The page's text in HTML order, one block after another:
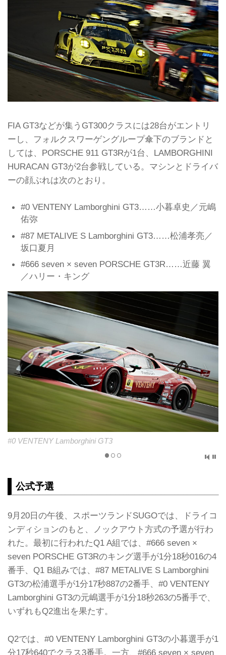
FIA GT3などが集うGT300クラスには28台がエントリ
ーし、フォルクスワーゲングループ傘下のブランドと
しては、PORSCHE 911 GT3Rが1台、LAMBORGHINI
HURACAN GT3が2台参戦している。マシンとドライバ
ーの顔ぶれは次のとおり。
#0 VENTENY Lamborghini GT3……小暮卓史／元嶋
佑弥
#87 METALIVE S Lamborghini GT3……松浦孝亮／
坂口夏月
#666 seven × seven PORSCHE GT3R……近藤 翼
／ハリー・キング
#0 VENTENY Lamborghini GT3
公式予選
9月20日の午後、スポーツランドSUGOでは、ドライコ
ンディションのもと、ノックアウト方式の予選が行わ
れた。最初に行われたQ1 A組では、#666 seven ×
seven PORSCHE GT3Rのキング選手が1分18秒016の4
番手、Q1 B組みでは、#87 METALIVE S Lamborghini
GT3の松浦選手が1分17秒887の2番手、#0 VENTENY
Lamborghini GT3の元嶋選手が1分18秒263の5番手で、
いずれもQ2進出を果たす。
Q2では、#0 VENTENY Lamborghini GT3の小暮選手が1
分17秒640でクラス3番手。一方、#666 seven × seven